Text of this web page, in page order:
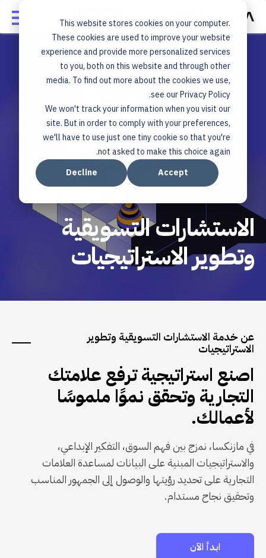
This website stores cookies on your computer.
These cookies are used to improve your website
experience and provide more personalized services
to you, both on this website and through other
media. To find out more about the cookies we use,
see our Privacy Policy.
We won't track your information when you visit our
site. But in order to comply with your preferences,
we'll have to use just one tiny cookie so that you're
not asked to make this choice again.
Accept
Decline
ابدأ الآن
الاستشارات التسويقية
وتطوير الاستراتيجيات
عن خدمة الاستشارات التسويقية وتطوير
الاستراتيجيات
اصنع استراتيجية ترفع علامتك
التجارية وتحقق نموًا ملموسًا
لأعمالك.
في مازنكسا، نمزج بين فهم السوق، التفكير الإبداعي،
والاستراتيجيات المبنية على البيانات لمساعدة العلامات
التجارية على تحديد رؤيتها والوصول إلى الجمهور المناسب
وتحقيق نجاح مستدام.
ابدأ الآن